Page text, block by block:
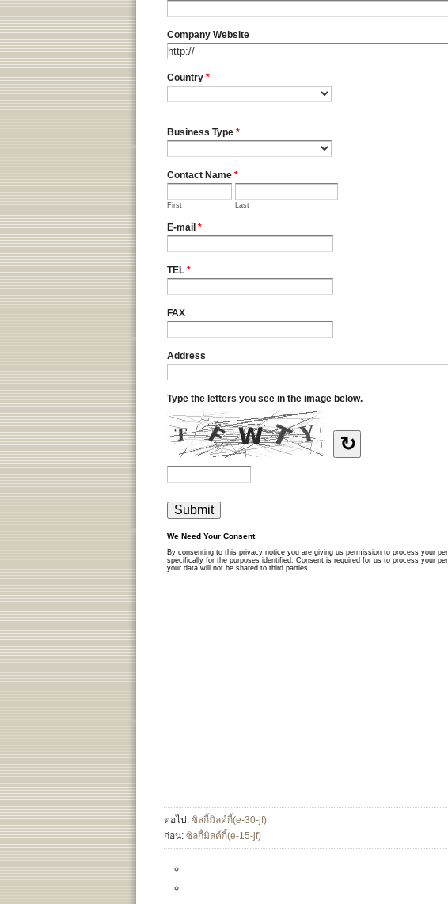
ต่อไป: ซิลกี้มิลค์กี้(e-30-jf)
ก่อน: ซิลกี้มิลค์กี้(e-15-jf)